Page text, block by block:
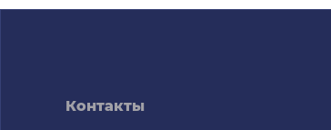
Контакты